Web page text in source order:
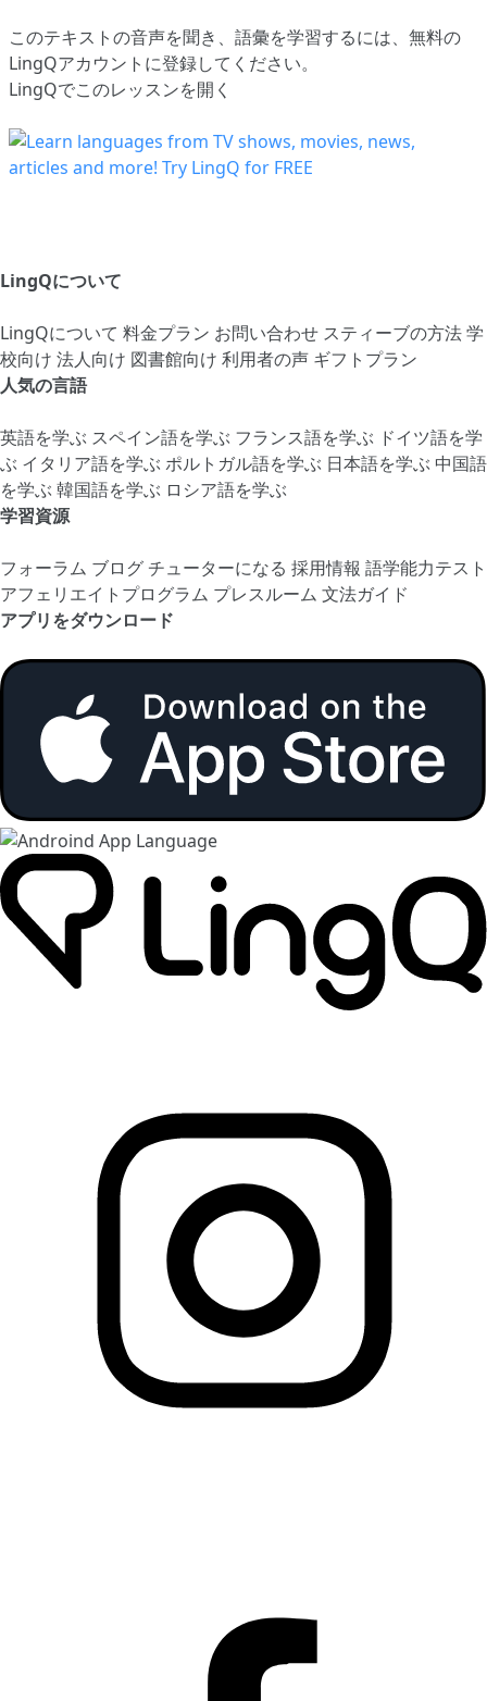
このテキストの音声を聞き、語彙を学習するには、 無料の
LingQアカウントに登録してください。
LingQでこのレッスンを開く
LingQについて
LingQについて 料金プラン お問い合わせ スティーブの方法学
校向け 法人向け 図書館向け 利用者の声 ギフトプラン
人気の言語
英語を学ぶ スペイン語を学ぶ フランス語を学ぶ ドイツ語を学
ぶ イタリア語を学ぶ ポルトガル語を学ぶ 日本語を学ぶ 中国語
を学ぶ 韓国語を学ぶ ロシア語を学ぶ
学習資源
フォーラム ブログチューターになる 採用情報 語学能力テスト
アフェリエイトプログラム プレスルーム 文法ガイド
アプリをダウンロード